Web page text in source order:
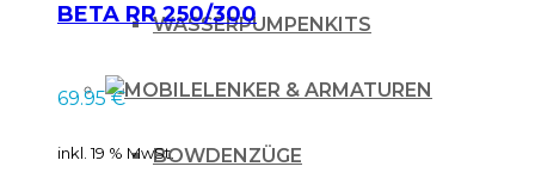
WASSERPUMPENKITS
LENKER & ARMATUREN
BOWDENZÜGE
BETA RR 250/300
69.95€
inkl. 19 % MwSt.